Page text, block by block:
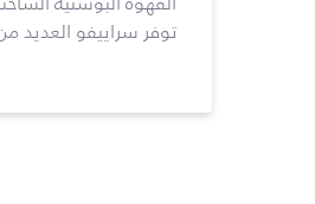
توفر سراييفو العديد